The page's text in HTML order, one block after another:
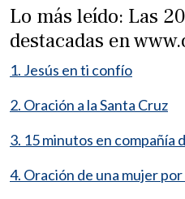
Lo más leído: Las
destacadas en
1. Jesús en ti confío
2. Oración a la Santa Cruz
3. 15 minutos en compañía
4. Oración de una mujer